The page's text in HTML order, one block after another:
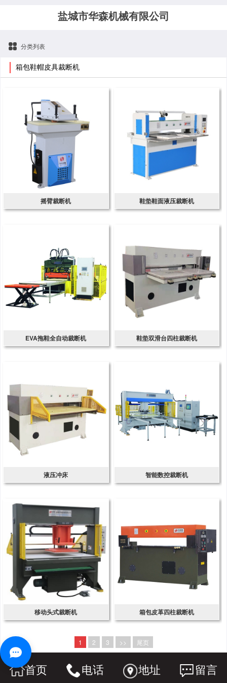
盐城市华森机械有限公司
分类列表
箱包鞋帽皮具裁断机
摇臂裁断机 鞋垫鞋面液压裁断机
EVA拖鞋全自动裁断机 鞋垫双滑台四柱裁断机
液压冲床 智能数控裁断机
移动头式裁断机 箱包皮革四柱裁断机
1 2 3 >> 尾页
首页 电话 地址 留言